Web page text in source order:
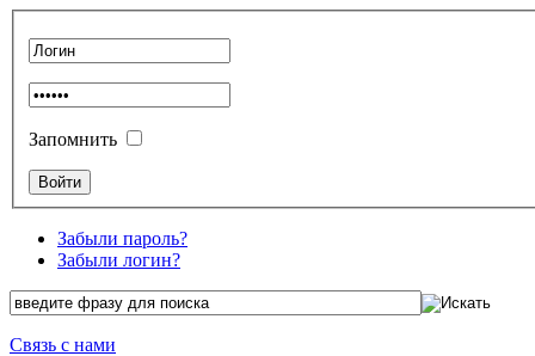
Запомнить
Забыли пароль?
Забыли логин?
Связь с нами